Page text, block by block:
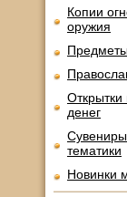
Копии
оружия
Открытки
денег
Сувениры
тематики
Новинки